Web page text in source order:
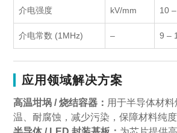
介电强度 kV/mm 10
介电常数 (1MHz) – 9 –
应用领域解决方案
高温坩埚 / 烧结容器： 用于半导体材
温、耐腐蚀，减少污染，保障材料纯度